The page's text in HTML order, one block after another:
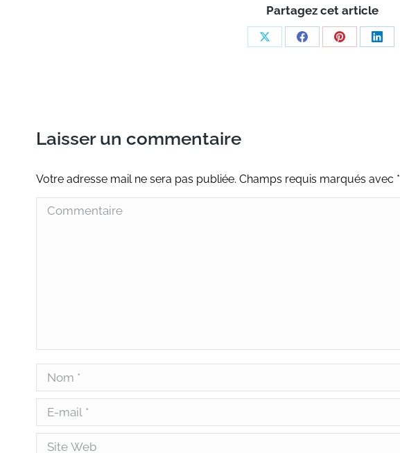
Partagez cet article
Share Share Share Share
Laisser un commentaire
Votre adresse mail ne sera pas publiée. Champs requis marqués avec *
Commentaire
Nom *
E-mail *
Site Web